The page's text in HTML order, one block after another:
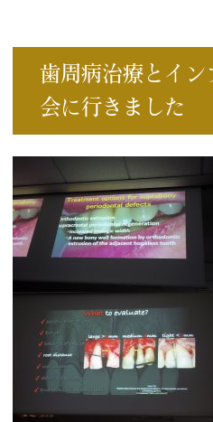
歯周病治療とイン
会に行きました